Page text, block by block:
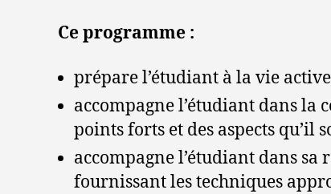
Ce programme :
prépare l’étudiant à la vie
accompagne l’étudiant dans la
points forts et des aspects qu’il
accompagne l’étudiant dans
fournissant les techniques